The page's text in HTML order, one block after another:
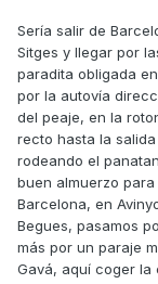
Sería salir de
Sitges y llegar por
paradita obligada
por la autovía
del peaje, en la
recto hasta la
rodeando el
buen almuerzo
Barcelona, en
Begues, pasamos
más por un paraje
Gavá, aquí coger la